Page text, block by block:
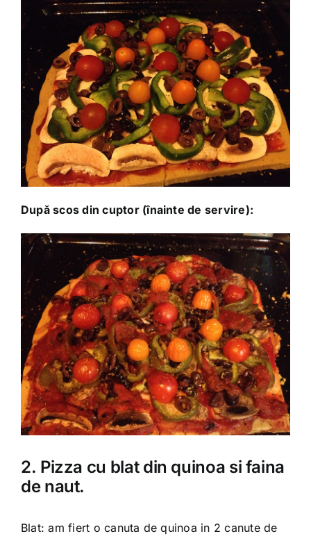
După scos din cuptor (înainte de servire):
2. Pizza cu blat din quinoa si faina
de naut.
Blat: am fiert o canuta de quinoa in 2 canute de